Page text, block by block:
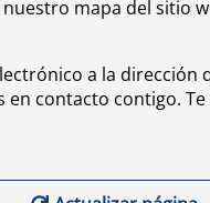
mapa del sitio
a la dirección
en contacto contigo. Te